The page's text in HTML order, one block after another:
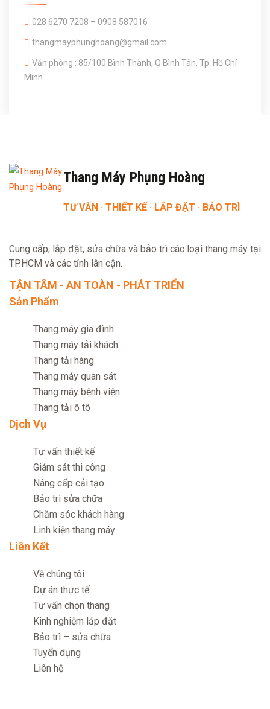
028 6270 7208 – 0908 587016
thangmayphunghoang@gmail.com
Văn phòng : 85/100 Bình Thành, Q.Bình Tân, Tp. Hồ Chí
Minh
Thang Máy Phụng Hoàng
TƯ VẤN · THIẾT KẾ · LẮP ĐẶT · BẢO TRÌ
Cung cấp, lắp đặt, sửa chữa và bảo trì các loại thang máy tại
TP.HCM và các tỉnh lân cận.
TẬN TÂM - AN TOÀN - PHÁT TRIỂN
Sản Phẩm
Thang máy gia đình
Thang máy tải khách
Thang tải hàng
Thang máy quan sát
Thang máy bệnh viện
Thang tải ô tô
Dịch Vụ
Tư vấn thiết kế
Giám sát thi công
Nâng cấp cải tạo
Bảo trì sửa chữa
Chăm sóc khách hàng
Linh kiện thang máy
Liên Kết
Về chúng tôi
Dự án thực tế
Tư vấn chọn thang
Kinh nghiệm lắp đặt
Bảo trì – sửa chữa
Tuyển dụng
Liên hệ